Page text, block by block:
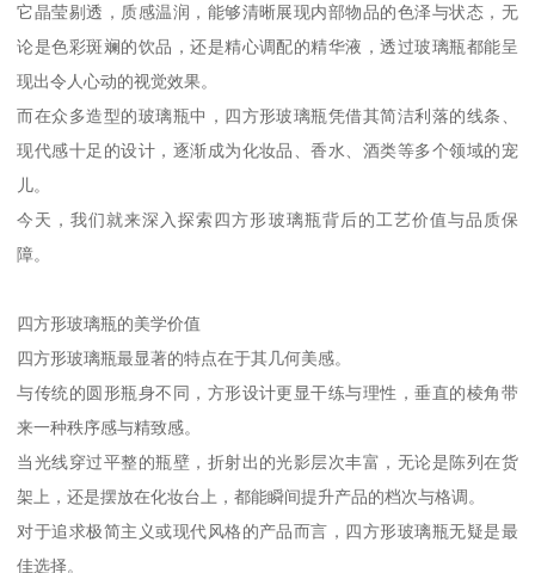
它晶莹剔透，质感温润，能够清晰展现内部物品的色泽与状态，无
论是色彩斑斓的饮品，还是精心调配的精华液，透过玻璃瓶都能呈
现出令人心动的视觉效果。
而在众多造型的玻璃瓶中，四方形玻璃瓶凭借其简洁利落的线条、
现代感十足的设计，逐渐成为化妆品、香水、酒类等多个领域的宠
儿。
今天，我们就来深入探索四方形玻璃瓶背后的工艺价值与品质保
障。
四方形玻璃瓶的美学价值
四方形玻璃瓶最显著的特点在于其几何美感。
与传统的圆形瓶身不同，方形设计更显干练与理性，垂直的棱角带
来一种秩序感与精致感。
当光线穿过平整的瓶壁，折射出的光影层次丰富，无论是陈列在货
架上，还是摆放在化妆台上，都能瞬间提升产品的档次与格调。
对于追求极简主义或现代风格的产品而言，四方形玻璃瓶无疑是最
佳选择。